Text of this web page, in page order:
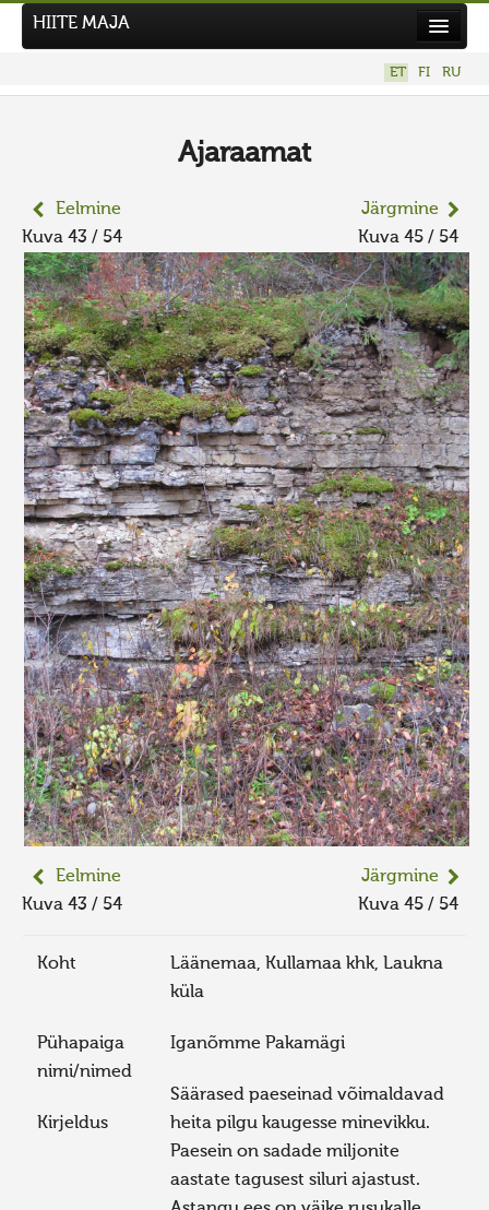
Tegutse
Kuvavõistlused
UUS KUVAVÕISTLUS
Hiite kuvavõistlus 2026
VANEMAD KUVAVÕISTLUSED
Kontakt
HIITE MAJA
ET FI RU
Ajaraamat
Eelmine
Kuva 43 / 54
Järgmine
Kuva 45 / 54
Eelmine
Kuva 43 / 54
Järgmine
Kuva 45 / 54
Koht
Läänemaa, Kullamaa khk, Laukna
küla
Pühapaiga
nimi/nimed
Iganõmme Pakamägi
Kirjeldus
Säärased paeseinad võimaldavad
heita pilgu kaugesse minevikku.
Paesein on sadade miljonite
aastate tagusest siluri ajastust.